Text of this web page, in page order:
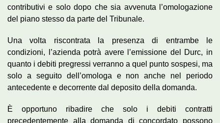
contributivi e solo dopo che sia avvenuta l’omologazione
del piano stesso da parte del Tribunale.
Una volta riscontrata la presenza di entrambe le
condizioni, l’azienda potrà avere l’emissione del Durc, in
quanto i debiti pregressi verranno a quel punto sospesi, ma
solo a seguito dell’omologa e non anche nel periodo
antecedente e decorrente dal deposito della domanda.
È opportuno ribadire che solo i debiti contratti
precedentemente alla domanda di concordato possono